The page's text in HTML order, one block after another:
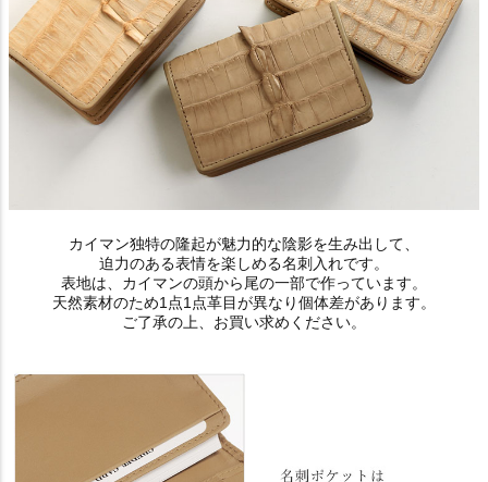
カイマン独特の隆起が魅力的な陰影を生み出して、
迫力のある表情を楽しめる名刺入れです。
表地は、カイマンの頭から尾の一部で作っています。
天然素材のため1点1点革目が異なり個体差があります。
ご了承の上、お買い求めください。